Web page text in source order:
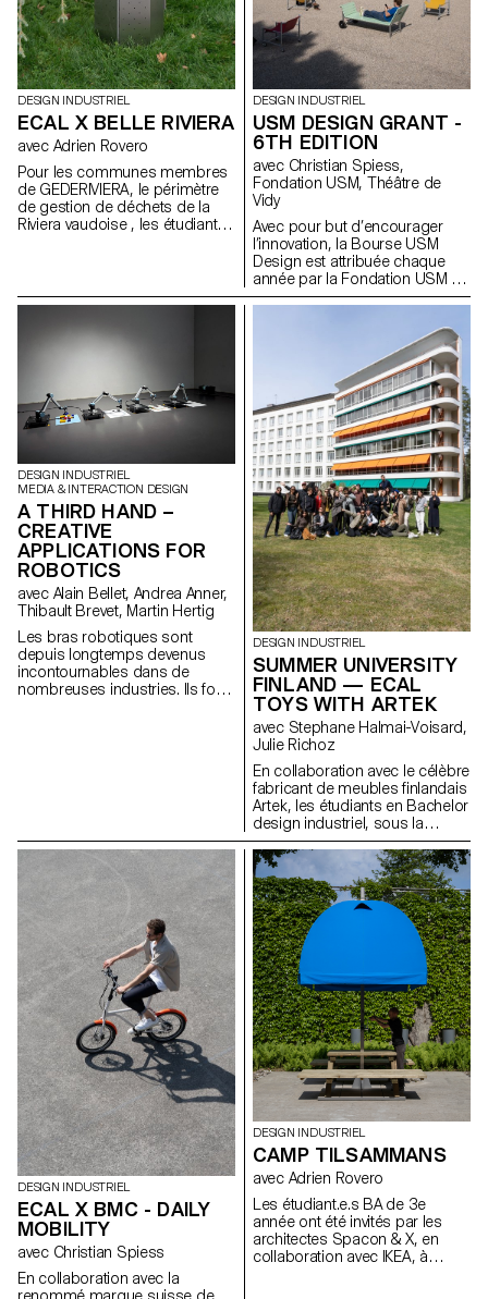
DESIGN INDUSTRIEL
ECAL X BELLE RIVIERA
avec Adrien Rovero
Pour les communes membres
de GEDERIVIERA, le périmètre
de gestion de déchets de la
Riviera vaudoise , les étudiantes
DESIGN INDUSTRIEL
USM DESIGN GRANT -
6TH EDITION
avec Christian Spiess,
Fondation USM, Théâtre de
Vidy
Avec pour but d’encourager
l’innovation, la Bourse USM
Design est attribuée chaque
année par la Fondation USM à
un projet d’étudiant·e. Dans le
Design Indus-triel de l’ECAL,
sous la direction du designer
suisse Christian Spiess, ont
été invité·e·s à concevoir les
nouvelles assises pour la
terrasse du Théâtre de Vidy -
Lausanne.
DESIGN INDUSTRIEL
MEDIA & INTERACTION DESIGN
A THIRD HAND –
CREATIVE
APPLICATIONS FOR
ROBOTICS
avec Alain Bellet, Andrea Anner,
Thibault Brevet, Martin Hertig
Les bras robotiques sont
depuis longtemps devenus
incontournables dans de
nombreuses industries. Ils font
de référence adaptées à cette
communauté. Il en va de même
au sein des écoles d’art et de
design qui investissent de plus
en plus souvent dans ce type
d’équipement sans pour autant
avoir les ressources pour les
exploiter. Ce projet de
recherche se base sur des cas
d’étude appliqués pour
explorer et définir un ensemble
de méthodes de travail
exemplaires, capables
d'informer et d'inspirer les
futurs utilisateurs.
DESIGN INDUSTRIEL
SUMMER UNIVERSITY
FINLAND — ECAL
TOYS WITH ARTEK
avec Stephane Halmai-Voisard,
Julie Richoz
En collaboration avec le célèbre
fabricant de meubles finlandais
Artek, les étudiants en Bachelor
design industriel, sous la
direction de la designer Julie
Richoz, présentent une
collection d'objets ludiques
pour enfants fabriqués à partir
de pièces de qualité inférieure,
rejetés ou semi-finis. Fidèles à
l'esprit d'Artek et de ses
fondateurs, les produits
favorisent une fabrication
responsable et cherchent à
mettre en valeur les matériaux
naturels qui ont servi à produire
ces objets.
DESIGN INDUSTRIEL
ECAL X BMC - DAILY
MOBILITY
avec Christian Spiess
En collaboration avec la
DESIGN INDUSTRIEL
CAMP TILSAMMANS
avec Adrien Rovero
Les étudiant.e.s BA de 3e
année ont été invités par les
architectes Spacon & X, en
collaboration avec IKEA, à